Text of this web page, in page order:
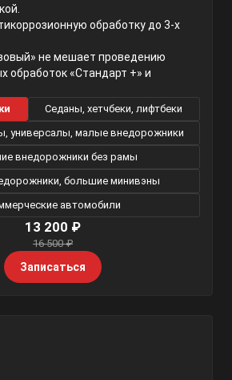
обработку до 3-х
не мешает проведению
обработок «Стандарт +» и
Седаны, хетчбеки, лифтбеки
универсалы, малые внедорожники
внедорожники без рамы
большие минивэны
автомобили
13 200 ₽
16 500 ₽
Записаться